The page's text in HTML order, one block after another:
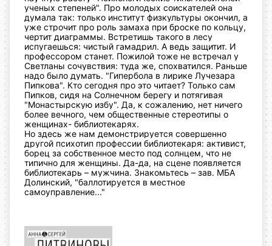
ученых степеней". Про молодых соискателей она
думала так: только институт физкультуры окончил, а
уже строчит про роль замаха при броске по кольцу,
чертит диаграммы. Встретишь такого в лесу
испугаешься: чистый гамадрил. А ведь защитит. И
профессором станет. Пожилой тоже не встречал у
Светланы сочувствия: туда же, спохватился. Раньше
надо было думать. "Гипербола в лирике Лучезара
Пипкова". Кто сегодня про это читает? Только сам
Пипков, сидя на Солнечном берегу и потягивая
"Монастырскую избу". Да, к сожалению, нет ничего
более вечного, чем общественные стереотипы о
женщинах- библиотекарях.
Но здесь же нам демонстрируется совершенно
другой психотип профессии библиотекаря: активист,
борец за собственное место под солнцем, что не
типично для женщины. Да-да, на сцене появляется
библиотекарь – мужчина. Знакомьтесь – зав. МБА
Долинский, "баллотируется в местное
самоуправление..."